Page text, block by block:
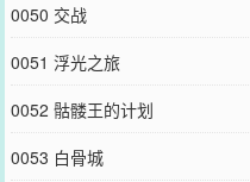
0050 交战
0051 浮光之旅
0052 骷髅王的计划
0053 白骨城